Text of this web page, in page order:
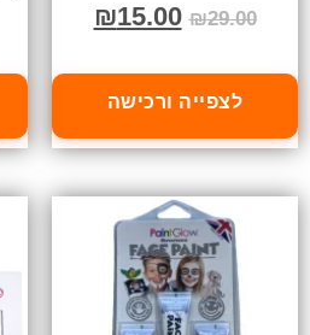
₪29.00
₪15.00
לצפייה ורכישה